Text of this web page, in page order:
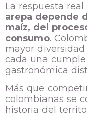
La respuesta
arepa depende
maíz, del
consumo.
mayor
cada una
gastronómica
Más que
colombianas se
historia del